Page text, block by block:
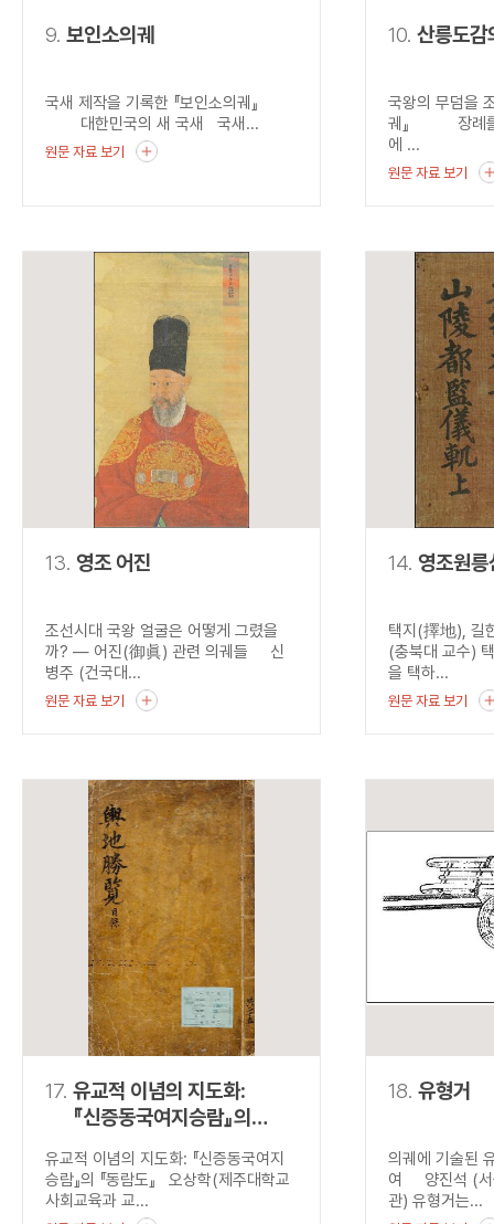
9. 보인소의궤
국새 제작을 기록한 『보인소의궤』
대한민국의 새 국새 국새...
원문 자료 보기
10. 산릉도감
국왕의 무덤을
궤』 장례를
에 ...
원문 자료 보기
13. 영조 어진
조선시대 국왕 얼굴은 어떻게 그렸을
까? ― 어진(御眞) 관련 의궤들 신
병주 (건국대...
원문 자료 보기
14. 영조원
택지(擇地), 길
(충북대 교수)
을 택하...
원문 자료 보기
17. 유교적 이념의 지도화:
『신증동국여지승람』의
유교적 이념의 지도화: 『신증동국여지
승람』의 『동람도』 오상학(제주대학교
사회교육과 교...
18. 유형거
의궤에 기술된
여 양진석 (서
관) 유형거는...